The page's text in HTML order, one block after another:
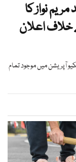
نواز کا
خلاف اعلان
آپریشن میں موجود تمام